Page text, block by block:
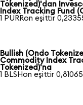
Tokenized)'dan
Index Tracking Fund
1 PURRon eşittir
Bullish (Ondo
Commodity Index
Tokenized)'na
1 BLSHon eşittir